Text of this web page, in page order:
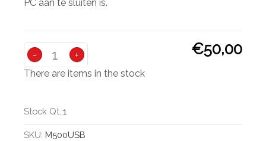
PC aan te sluiten is.
- +
There are items in the stock
€50,00
Stock Qt.:1
SKU: M500USB